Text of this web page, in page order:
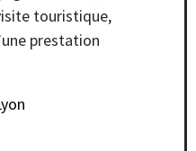
touristique,
prestation